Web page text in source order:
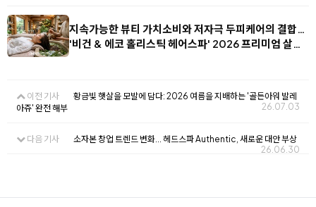
지속가능한 뷰티 가치소비와 저자극 두피케어의 결합…
'비건 & 에코 홀리스틱 헤어스파' 2026 프리미엄 살…
이전 기사
황금빛 햇살을 모발에 담다: 2026 여름을 지배하는 '골든아워 발레
아쥬' 완전 해부
26.07.03
다음 기사
소자본 창업 트렌드 변화... 헤드스파 Authentic, 새로운 대안 부상
26.06.30